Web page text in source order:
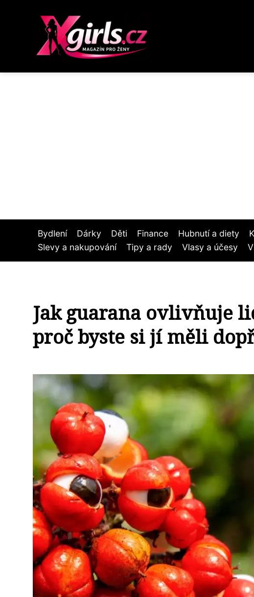
Bydlení Dárky Děti Finance Hubnutí a diety
Slevy a nakupování
Tipy a rady Vlasy a účesy
Jak guarana ovlivňuje
proč byste si jí měli